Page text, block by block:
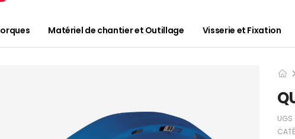
Matériel de chantier et Outillage Visserie et Fixation
UGS :